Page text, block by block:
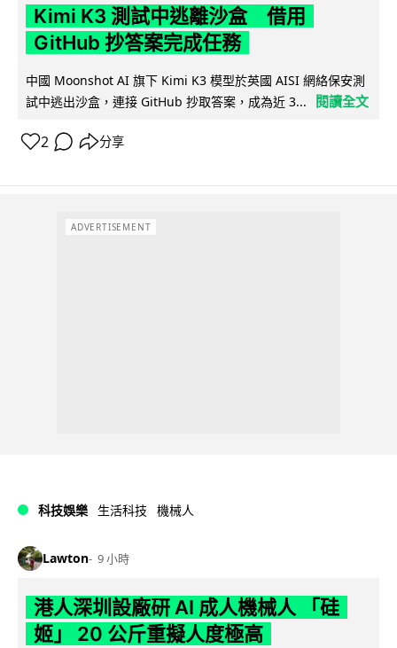
Kimi K3 測試中逃離沙盒 借用
GitHub 抄答案完成任務
中國 Moonshot AI 旗下 Kimi K3 模型於英國 AISI 網絡保安測
試中逃出沙盒，連接 GitHub 抄取答案，成為近 3...
閱讀全文
2 分享
ADVERTISEMENT
科技娛樂 生活科技 機械人
Lawton 9 小時
港人深圳設廠研 AI 成人機械人 「硅
姬」 20 公斤重擬人度極高